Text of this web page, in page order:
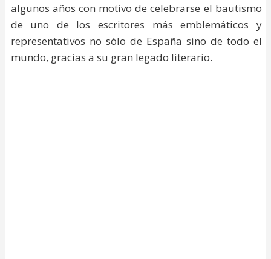
algunos años con motivo de celebrarse el bautismo
de uno de los escritores más emblemáticos y
representativos no sólo de España sino de todo el
mundo, gracias a su gran legado literario.